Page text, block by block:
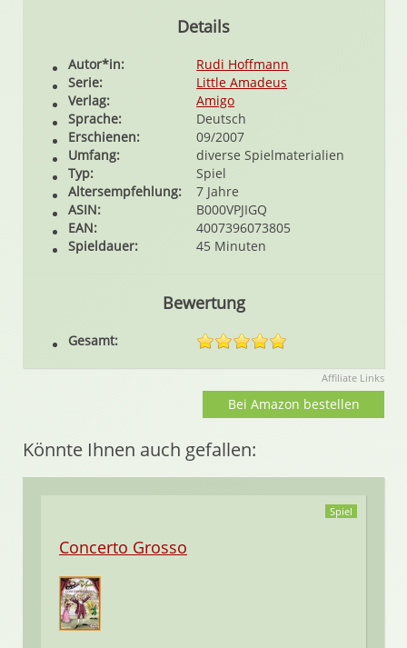
Details
Autor*in:
Rudi Hoffmann
Serie:
Little Amadeus
Verlag:
Amigo
Sprache:
Deutsch
Erschienen:
09/2007
Umfang:
diverse Spielmaterialien
Typ:
Spiel
Altersempfehlung:
7 Jahre
ASIN:
B000VPJIGQ
EAN:
4007396073805
Spieldauer:
45 Minuten
Bewertung
Gesamt:
Affiliate Links
Bei Amazon bestellen
Könnte Ihnen auch gefallen:
Spiel
Concerto Grosso